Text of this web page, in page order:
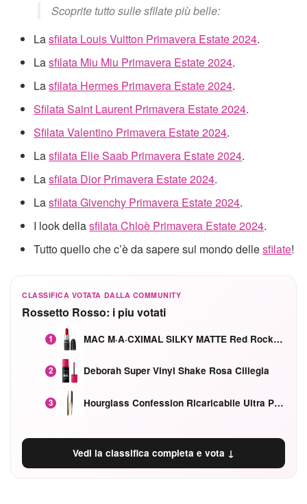
Scoprite tutto sulle sfilate più belle:
Lasfilata Louis Vuitton Primavera Estate 2024.
Lasfilata Miu Miu Primavera Estate 2024.
Lasfilata Hermes Primavera Estate 2024.
Sfilata Saint Laurent Primavera Estate 2024.
Sfilata Valentino Primavera Estate 2024.
Lasfilata Elie Saab Primavera Estate 2024.
Lasfilata Dior Primavera Estate 2024.
Lasfilata Givenchy Primavera Estate 2024.
I look dellasfilata Chloè Primavera Estate 2024.
Tutto quello che c’è da sapere sul mondo dellesfilate!
CLASSIFICA VOTATA DALLA COMMUNITY
Rossetto Rosso: i piu votati
1 MAC M·A·CXIMAL SILKY MATTE Red Rock mat
2 Deborah Super Vinyl Shake Rosa Ciliegia
3 Hourglass Confession Ricaricabile Ultra Preciso Ad Alta Intensità Secretly Classic Red
Vedi la classifica completa e vota ↓